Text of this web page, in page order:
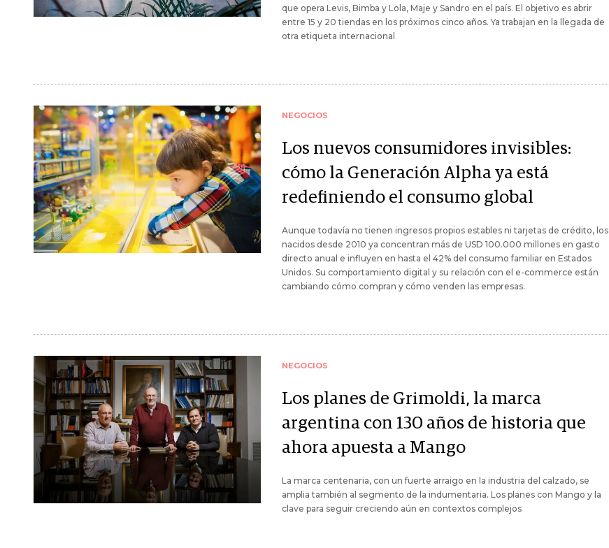
que opera Levis, Bimba y Lola, Maje y Sandro en el país. El objetivo es abrir
entre 15 y 20 tiendas en los próximos cinco años. Ya trabajan en la llegada de
otra etiqueta internacional
NEGOCIOS
Los nuevos consumidores invisibles:
cómo la Generación Alpha ya está
redefiniendo el consumo global
Aunque todavía no tienen ingresos propios estables ni tarjetas de crédito, los
nacidos desde 2010 ya concentran más de USD 100.000 millones en gasto
directo anual e influyen en hasta el 42% del consumo familiar en Estados
Unidos. Su comportamiento digital y su relación con el e-commerce están
cambiando cómo compran y cómo venden las empresas.
NEGOCIOS
Los planes de Grimoldi, la marca
argentina con 130 años de historia que
ahora apuesta a Mango
La marca centenaria, con un fuerte arraigo en la industria del calzado, se
amplia también al segmento de la indumentaria. Los planes con Mango y la
clave para seguir creciendo aún en contextos complejos